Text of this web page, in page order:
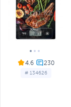
4.6
# 134626